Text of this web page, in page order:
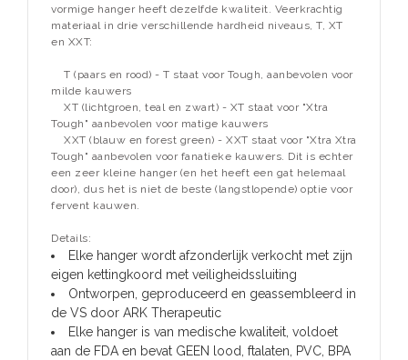
vormige hanger heeft dezelfde kwaliteit. Veerkrachtig
materiaal in drie verschillende hardheid niveaus, T, XT
en XXT:
T (paars en rood) - T staat voor Tough, aanbevolen voor
milde kauwers
XT (lichtgroen, teal en zwart) - XT staat voor "Xtra
Tough" aanbevolen voor matige kauwers
XXT (blauw en forest green) - XXT staat voor "Xtra Xtra
Tough" aanbevolen voor fanatieke kauwers. Dit is echter
een zeer kleine hanger (en het heeft een gat helemaal
door), dus het is niet de beste (langstlopende) optie voor
fervent kauwen.
Details:
Elke hanger wordt afzonderlijk verkocht met zijn
eigen kettingkoord met veiligheidssluiting
Ontworpen, geproduceerd en geassembleerd in
de VS door ARK Therapeutic
Elke hanger is van medische kwaliteit, voldoet
aan de FDA en bevat GEEN lood, ftalaten, PVC, BPA